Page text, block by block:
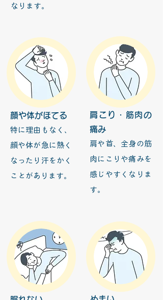
なります。
顔や体がほてる
特に理由もなく、
顔や体が急に熱く
なったり汗をかく
ことがあります。
肩こり・筋肉の
痛み
肩や首、全身の筋
肉にこりや痛みを
感じやすくなりま
す。